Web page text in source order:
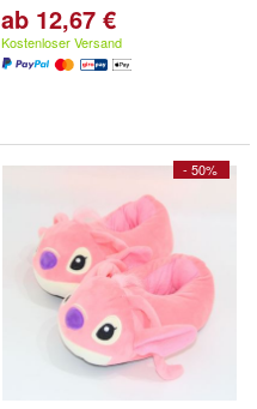
ab 12,67 €
Kostenloser Versand
- 50%